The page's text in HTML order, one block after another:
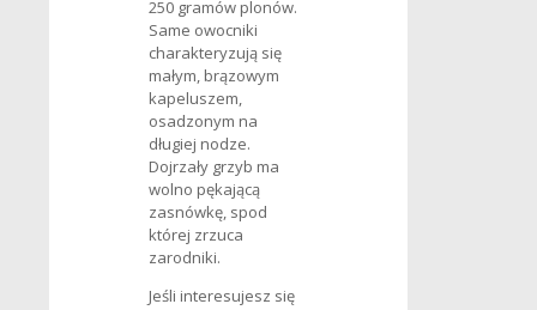
250 gramów plonów.
Same owocniki
charakteryzują się
małym, brązowym
kapeluszem,
osadzonym na
długiej nodze.
Dojrzały grzyb ma
wolno pękającą
zasnówkę, spod
której zrzuca
zarodniki.
Jeśli interesujesz się